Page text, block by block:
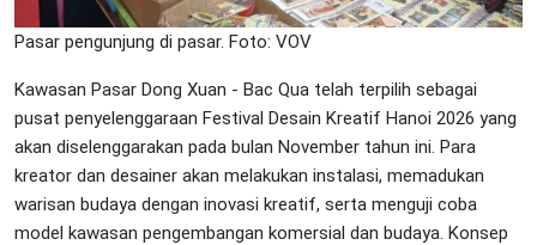
Pasar pengunjung di pasar. Foto: VOV
Kawasan Pasar Dong Xuan - Bac Qua telah terpilih sebagai
pusat penyelenggaraan Festival Desain Kreatif Hanoi 2026 yang
akan diselenggarakan pada bulan November tahun ini. Para
kreator dan desainer akan melakukan instalasi, memadukan
warisan budaya dengan inovasi kreatif, serta menguji coba
model kawasan pengembangan komersial dan budaya. Konsep